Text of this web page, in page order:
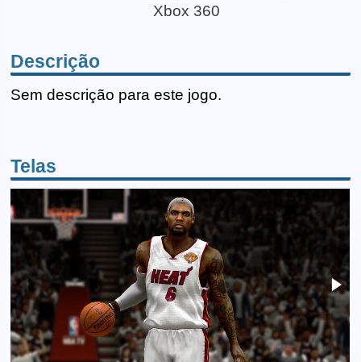
Xbox 360
Descrição
Sem descrição para este jogo.
Telas